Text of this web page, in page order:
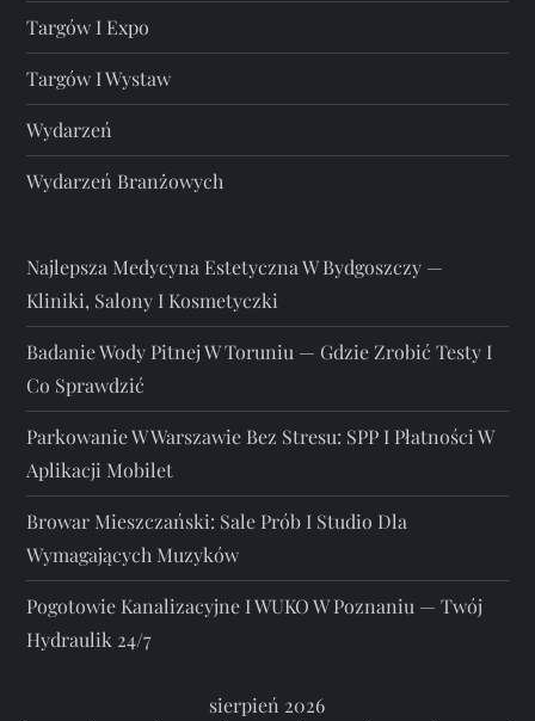
Targów I Expo
Targów I Wystaw
Wydarzeń
Wydarzeń Branżowych
Najlepsza Medycyna Estetyczna W Bydgoszczy —
Kliniki, Salony I Kosmetyczki
Badanie Wody Pitnej W Toruniu — Gdzie Zrobić Testy I
Co Sprawdzić
Parkowanie W Warszawie Bez Stresu: SPP I Płatności W
Aplikacji Mobilet
Browar Mieszczański: Sale Prób I Studio Dla
Wymagających Muzyków
Pogotowie Kanalizacyjne I WUKO W Poznaniu — Twój
Hydraulik 24/7
sierpień 2026